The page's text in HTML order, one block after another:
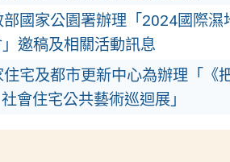
部國家公園署辦理「2024國際濕
邀稿及相關活動訊息
宅及都市更新中心為辦理「《
會住宅公共藝術巡迴展」